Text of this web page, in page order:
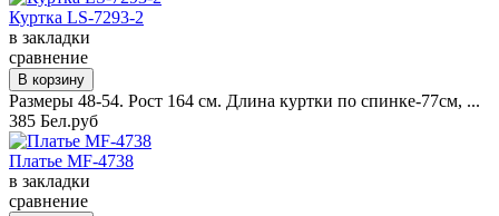
Куртка LS-7293-2
в закладки
сравнение
Размеры 48-54. Рост 164 см. Длина куртки по спинке-77см, ...
385 Бел.руб
Платье MF-4738
в закладки
сравнение